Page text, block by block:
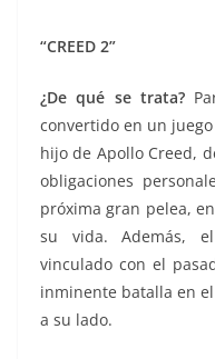
“CREED 2”
¿De qué se trata?
convertido en un
hijo de Apollo Creed,
obligaciones
próxima gran pelea,
su vida. Además,
vinculado con el
inminente batalla en
a su lado.